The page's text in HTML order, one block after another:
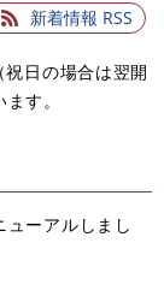
新着情報 RSS
日の場合は翌開
す。
ーアルしまし